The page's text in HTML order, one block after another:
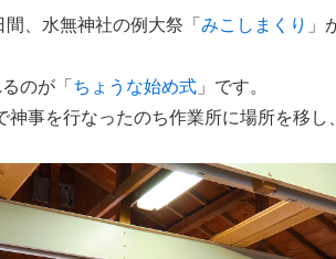
、水無神社の例大祭「みこしまくり 」
のが「ちょうな始め式 」です。
事を行なったのち作業所に場所を移し